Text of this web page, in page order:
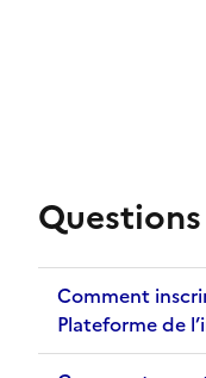
Comment
Plateforme de